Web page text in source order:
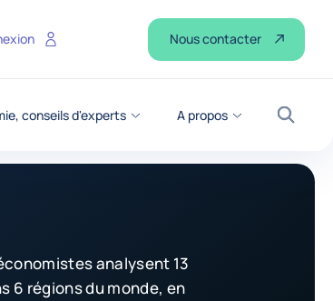
conseils d'experts A propos
Nous contacter
analysent 13
6 régions du monde, en